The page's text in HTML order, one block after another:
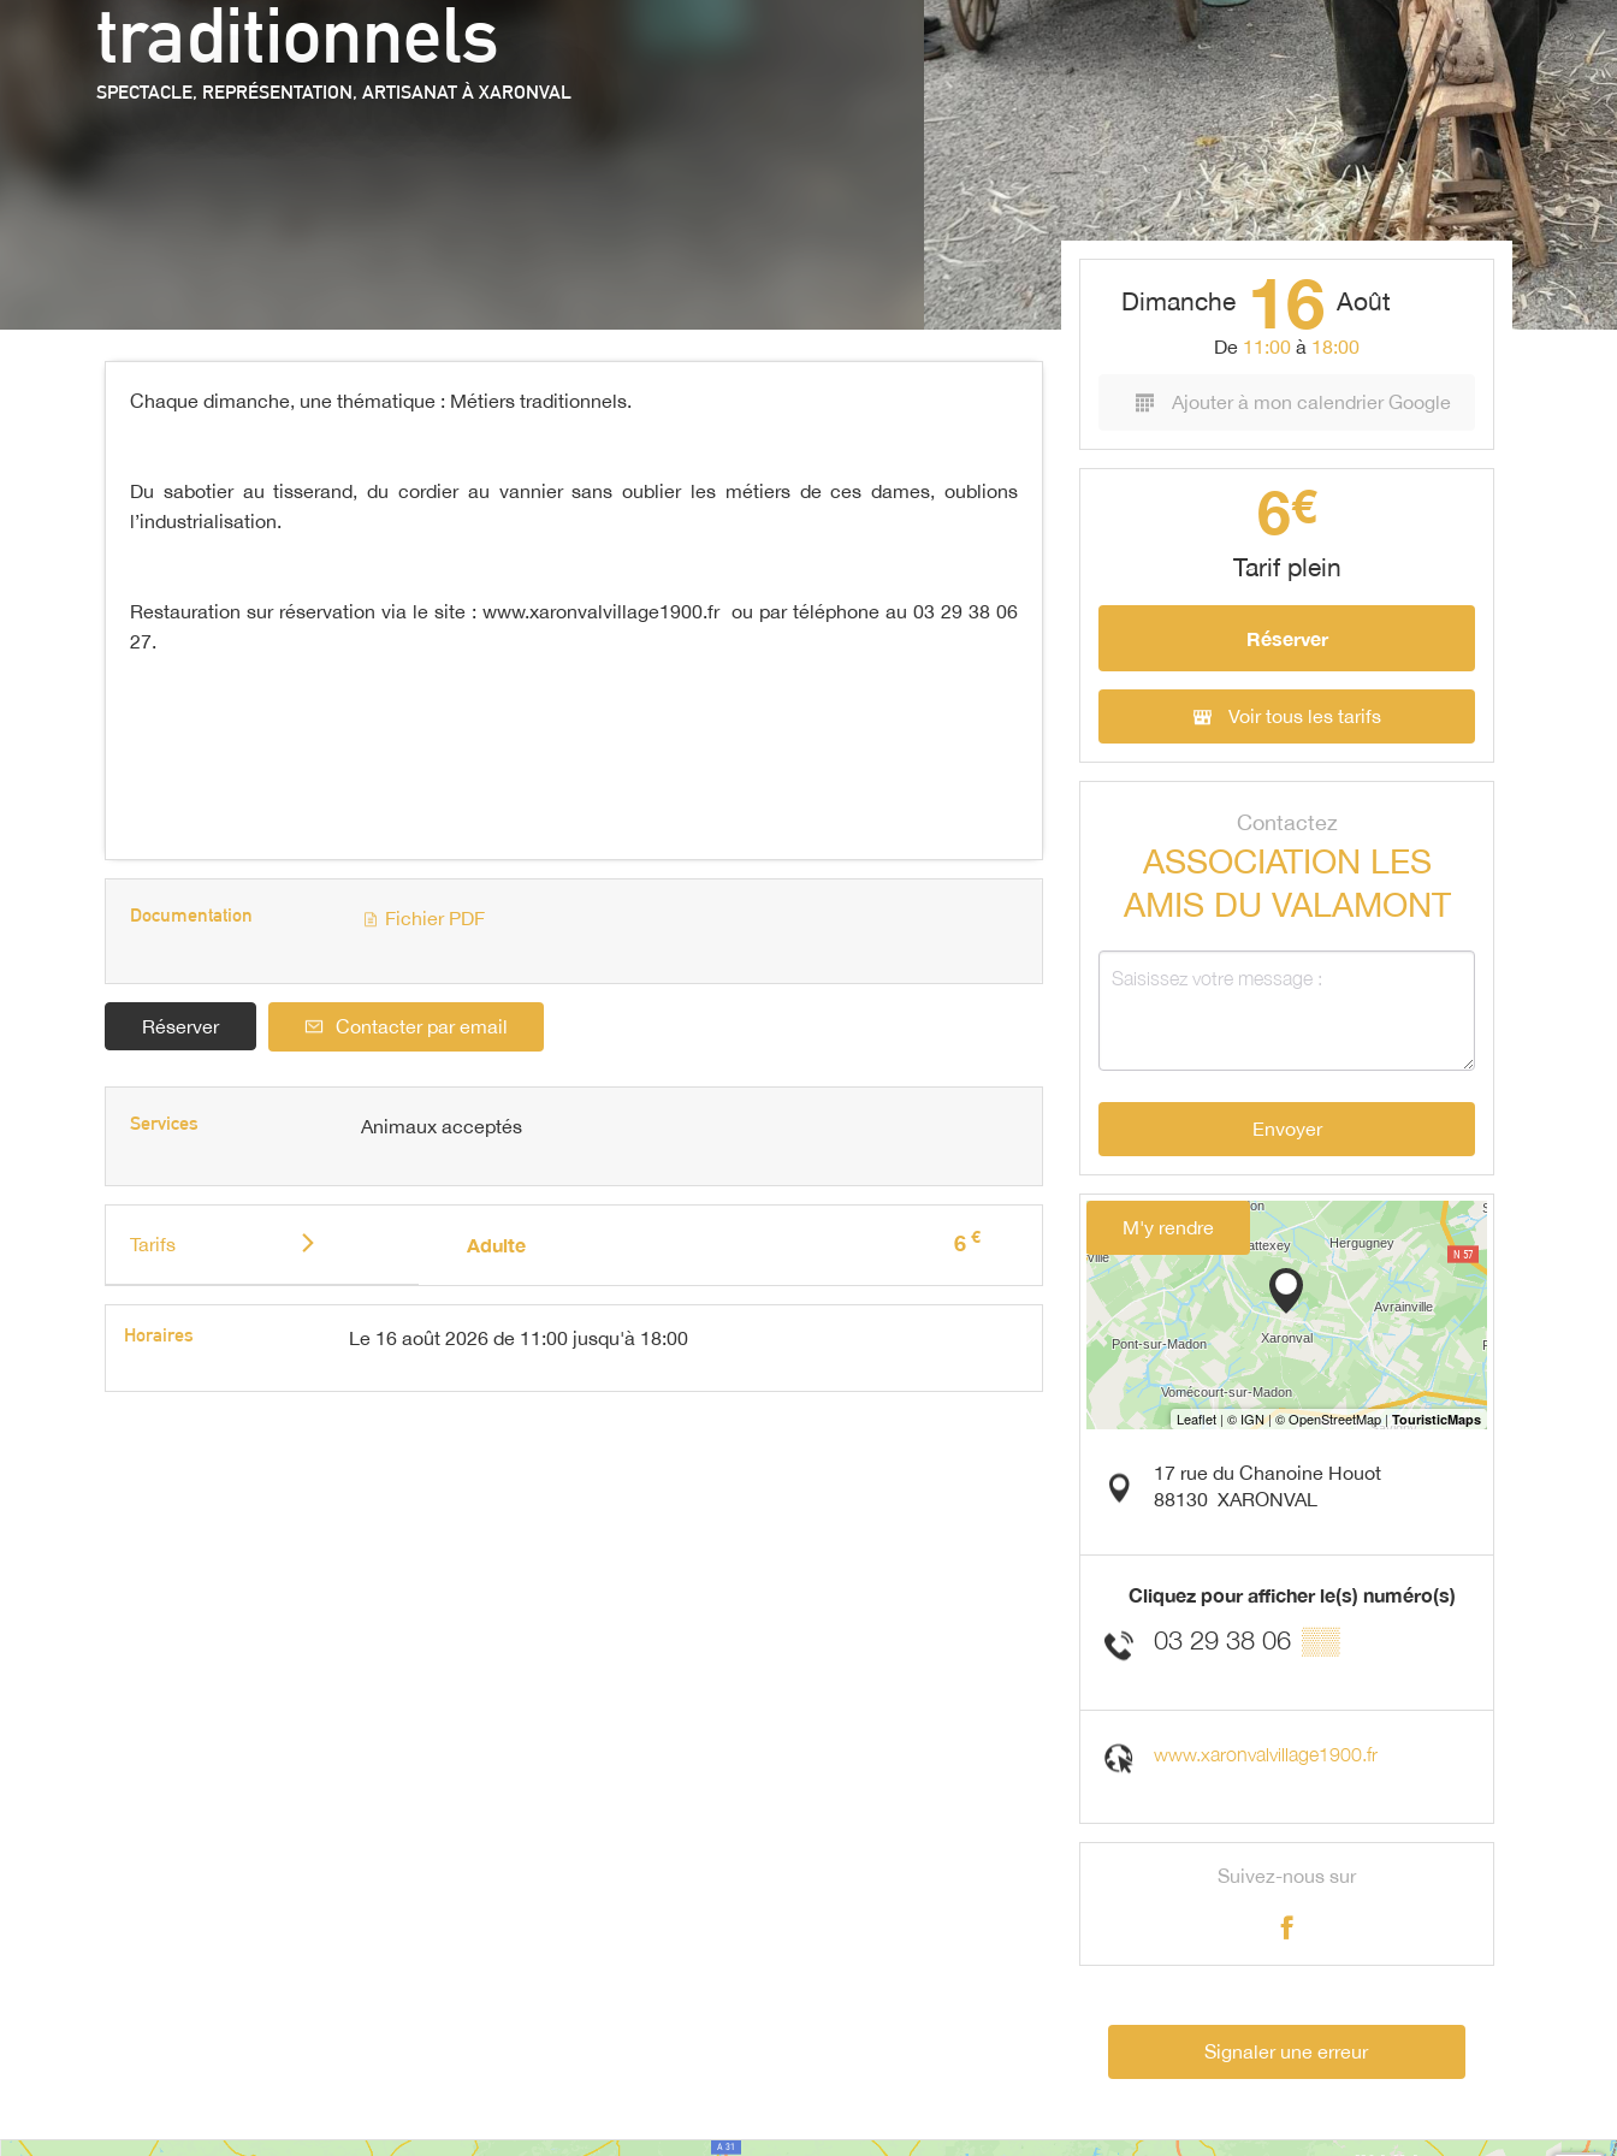
traditionnels
SPECTACLE, REPRÉSENTATION, ARTISANAT À XARONVAL
Chaque dimanche, une thématique : Métiers traditionnels.
Du sabotier au tisserand, du cordier au vannier sans oublier les métiers de ces dames, oublions
l’industrialisation.
Restauration sur réservation via le site : www.xaronvalvillage1900.fr ou par téléphone au 03 29 38 06
27.
Documentation Fichier PDF
Réserver Contacter par email
Services Animaux acceptés
Tarifs Adulte 6 €
Horaires Le 16 août 2026 de 11:00 jusqu'à 18:00
Dimanche 16 Août
De 11:00 à 18:00
Ajouter à mon calendrier Google
6€
Tarif plein
Réserver
Voir tous les tarifs
Contactez
ASSOCIATION LES
AMIS DU VALAMONT
Envoyer
M'y rendre
17 rue du Chanoine Houot
88130 XARONVAL
Cliquez pour afficher le(s) numéro(s)
03 29 38 06 ▒▒
www.xaronvalvillage1900.fr
Suivez-nous sur
Signaler une erreur